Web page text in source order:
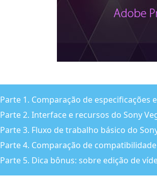
Parte 1. Comparação de especificações
Parte 2. Interface e recursos do Sony
Parte 3. Fluxo de trabalho básico do
Parte 4. Comparação de
Parte 5. Dica bônus: sobre edição de